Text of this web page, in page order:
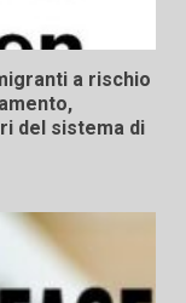
a rischio
del sistema di